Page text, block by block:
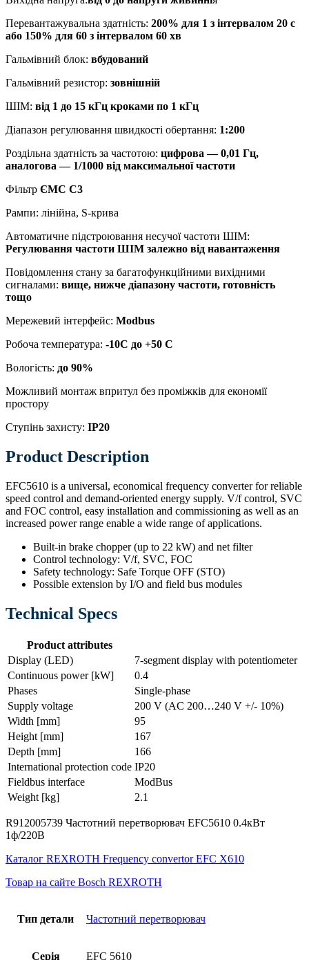
Перевантажувальна здатність: 200% для 1 з інтервалом 20 с
або 150% для 60 з інтервалом 60 хв
Гальмівний блок: вбудований
Гальмівний резистор: зовнішній
ШІМ: від 1 до 15 кГц кроками по 1 кГц
Діапазон регулювання швидкості обертання: 1:200
Роздільна здатність за частотою: цифрова — 0,01 Гц,
аналогова — 1/1000 від максимальної частоти
Фільтр ЄМС С3
Рампи: лінійна, S-крива
Автоматичне підстроювання несучої частоти ШІМ:
Регулювання частоти ШІМ залежно від навантаження
Повідомлення стану за багатофункційними вихідними
сигналами: вище, нижче діапазону частоти, готовність
тощо
Мережевий інтерфейс: Modbus
Робоча температура: -10С до +50 С
Вологість: до 90%
Можливий монтаж впритул без проміжків для економії
простору
Ступінь захисту: IP20
Product Description
EFC5610 is a universal, economical frequency converter for reliable
speed control and demand-oriented energy supply. V/f control, SVC
and FOC control, easy installation and commissioning as well as an
increased power range enable a wide range of applications.
Built-in brake chopper (up to 22 kW) and net filter
Control technology: V/f, SVC, FOC
Safety technology: Safe Torque OFF (STO)
Possible extension by I/O and field bus modules
Technical Specs
Product attributes
Display (LED)
7-segment display with potentiometer
Continuous power [kW]
0.4
Phases
Single-phase
Supply voltage
200 V (AC 200…240 V +/- 10%)
Width [mm]
95
Height [mm]
167
Depth [mm]
166
International protection code IP20
Fieldbus interface
ModBus
Weight [kg]
2.1
R912005739 Частотний перетворювач EFC5610 0.4кВт
1ф/220В
Каталог REXROTH Frequency convertor EFC X610
Товар на сайте Bosch REXROTH
Тип детали Частотний перетворювач
Серія EFC 5610